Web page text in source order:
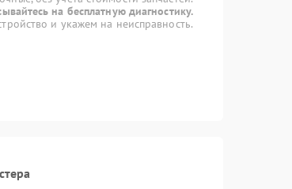
на бесплатную диагностику.
и укажем на неисправность.